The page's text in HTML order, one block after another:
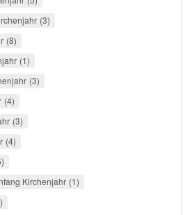
3
8
1
3
4
3
4
Kirchenjahr 1